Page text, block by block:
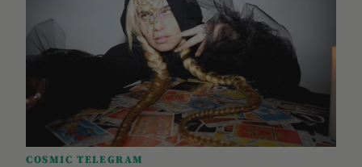
COSMIC TELEGRAM